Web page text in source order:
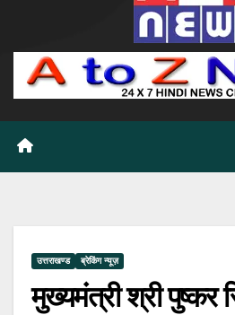
उत्तराखण्ड ब्रेकिंग न्यूज़
मुख्यमंत्री श्री पुष्कर